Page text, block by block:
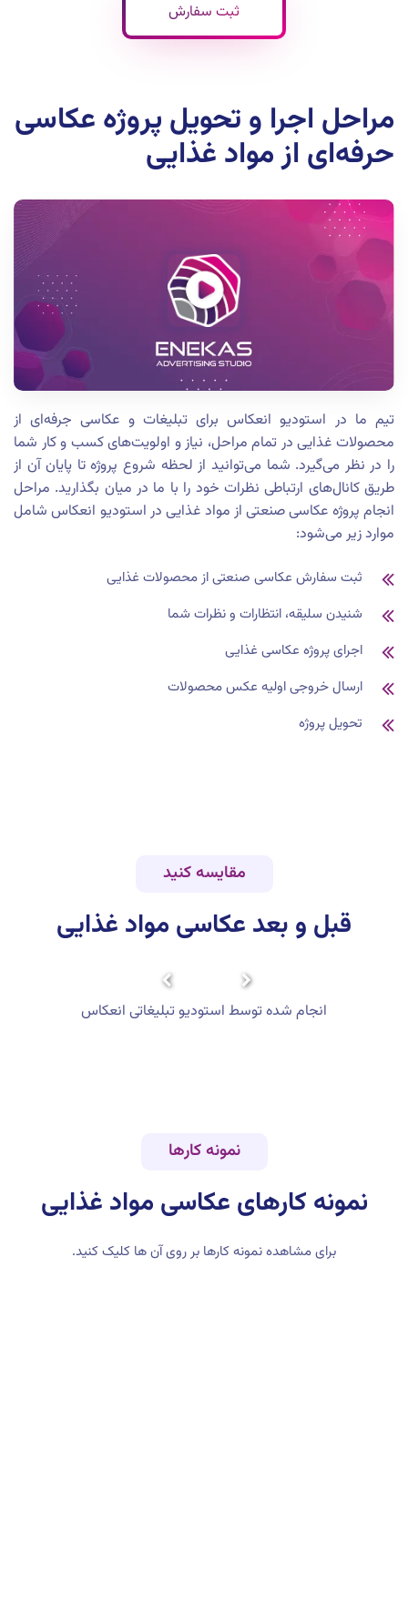
ثبت سفارش
مراحل اجرا و تحویل پروژه عکاسی
حرفه‌ای از مواد غذایی
تیم ما در استودیو انعکاس برای تبلیغات و عکاسی جرفه‌ای از
محصولات غذایی در تمام مراحل، نیاز و اولویت‌های کسب و کار شما
را در نظر می‌گیرد. شما می‌توانید از لحظه شروع پروژه تا پایان آن از
طریق کانال‌های ارتباطی نظرات خود را با ما در میان بگذارید. مراحل
انجام پروژه عکاسی صنعتی از مواد غذایی در استودیو انعکاس شامل
موارد زیر می‌شود:
ثبت سفارش عکاسی صنعتی از محصولات غذایی
شنیدن سلیقه، انتظارات و نظرات شما
اجرای پروژه عکاسی غذایی
ارسال خروجی اولیه عکس‌ محصولات
تحویل پروژه
مقایسه کنید
قبل و بعد عکاسی مواد غذایی
انجام شده توسط استودیو تبلیغاتی انعکاس
نمونه کارها
نمونه کارهای عکاسی مواد غذایی
برای مشاهده نمونه کارها بر روی آن ها کلیک کنید.
ایده عکاسی از بشقاب غذا